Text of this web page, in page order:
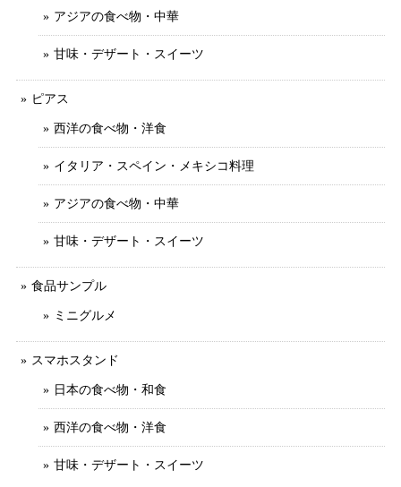
アジアの食べ物・中華
甘味・デザート・スイーツ
ピアス
西洋の食べ物・洋食
イタリア・スペイン・メキシコ料理
アジアの食べ物・中華
甘味・デザート・スイーツ
食品サンプル
ミニグルメ
スマホスタンド
日本の食べ物・和食
西洋の食べ物・洋食
甘味・デザート・スイーツ